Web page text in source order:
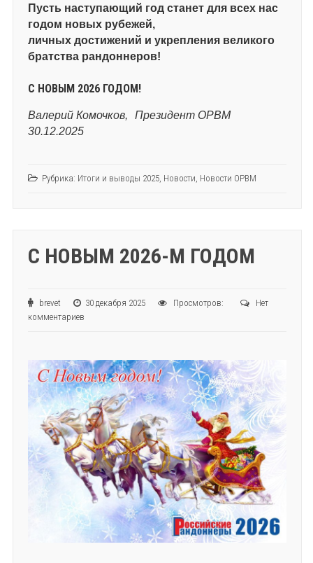
Пусть наступающий год станет для всех нас
годом новых рубежей,
личных достижений и укрепления великого
братства рандоннеров!
С НОВЫМ 2026 ГОДОМ!
Валерий Комочков,
Президент ОРВМ
30.12.2025
Рубрика: Итоги и выводы 2025, Новости, Новости ОРВМ
С НОВЫМ 2026-М ГОДОМ
brevet 30 декабря 2025 Просмотров:
Нет
комментариев